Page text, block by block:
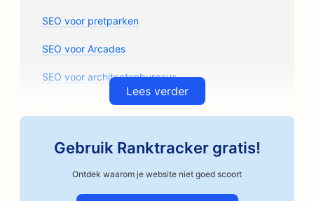
SEO voor pretparken
SEO voor Arcades
SEO voor architectenbureaus
SEO voor ambachtelijke koffiebranders
Lees verder
Gebruik Ranktracker gratis!
Ontdek waarom je website niet goed scoort